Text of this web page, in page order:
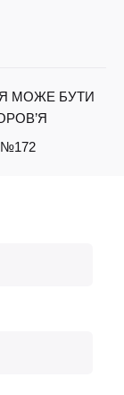
МОЖЕ БУТИ
№172